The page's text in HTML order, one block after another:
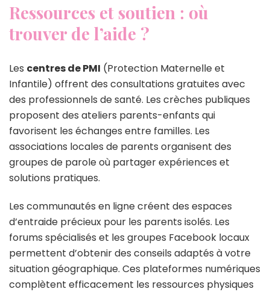
Ressources et soutien : où
trouver de l’aide ?
Les centres de PMI (Protection Maternelle et
Infantile) offrent des consultations gratuites avec
des professionnels de santé. Les crèches publiques
proposent des ateliers parents-enfants qui
favorisent les échanges entre familles. Les
associations locales de parents organisent des
groupes de parole où partager expériences et
solutions pratiques.
Les communautés en ligne créent des espaces
d’entraide précieux pour les parents isolés. Les
forums spécialisés et les groupes Facebook locaux
permettent d’obtenir des conseils adaptés à votre
situation géographique. Ces plateformes numériques
complètent efficacement les ressources physiques